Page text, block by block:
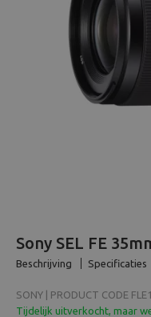
Tassen
Statieven
Analoog
Huren
Sony SEL FE
Beschrijving Specificaties
SONY | PRODUCT CODE
Tijdelijk uitverkocht, maar